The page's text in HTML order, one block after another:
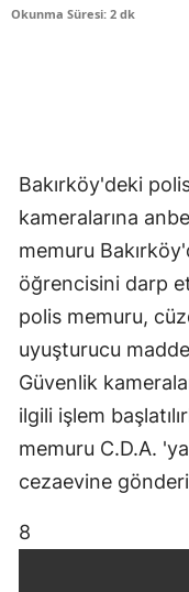
Okunma Süresi: 2 dk
Bakırköy'deki
kameralarına
memuru
öğrencisini darp
polis memuru,
uyuşturucu
Güvenlik
ilgili işlem
memuru C.D.A.
cezaevine
8